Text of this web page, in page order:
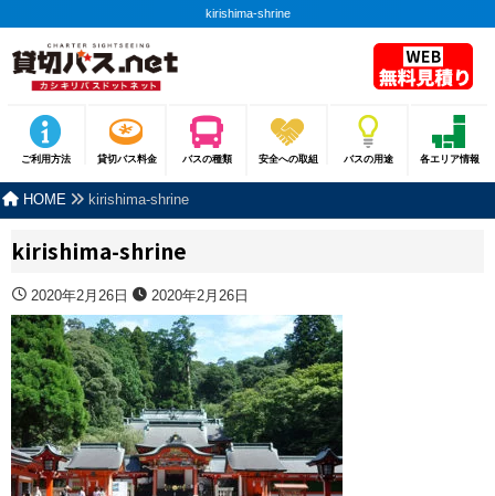
kirishima-shrine
ご利用方法 貸切バス料金 バスの種類 安全への取組 バスの用途 各エリア情報
HOME kirishima-shrine
kirishima-shrine
2020年2月26日 2020年2月26日